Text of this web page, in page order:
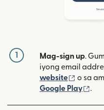
1 Mag-sign up.
iyong email
website
o sa
Google Play
.